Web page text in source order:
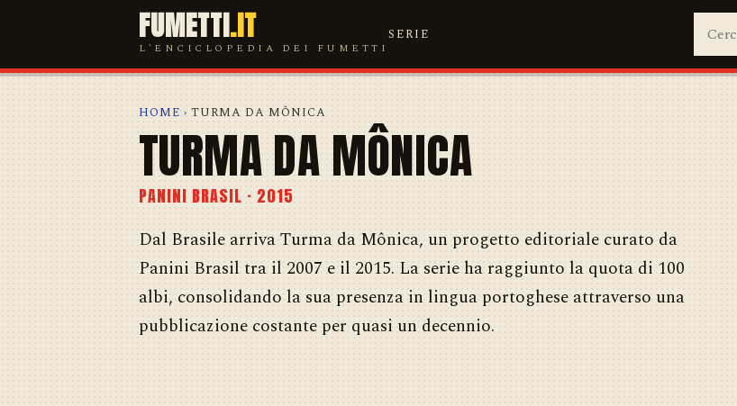
FUMETTI.IT
L'ENCICLOPEDIA DEI FUMETTI
SERIE
HOME › TURMA DA MÔNICA
TURMA DA MÔNICA
PANINI BRASIL · 2015
Dal Brasile arriva Turma da Mônica, un progetto editoriale curato da
Panini Brasil tra il 2007 e il 2015. La serie ha raggiunto la quota di 100
albi, consolidando la sua presenza in lingua portoghese attraverso una
pubblicazione costante per quasi un decennio.